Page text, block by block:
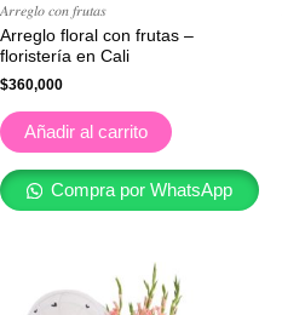
𝐴𝑟𝑟𝑒𝑔𝑙𝑜 𝑐𝑜𝑛 𝑓𝑟𝑢𝑡𝑎𝑠
Arreglo floral con frutas –
floristería en Cali
$360,000
Añadir al carrito
Compra por WhatsApp